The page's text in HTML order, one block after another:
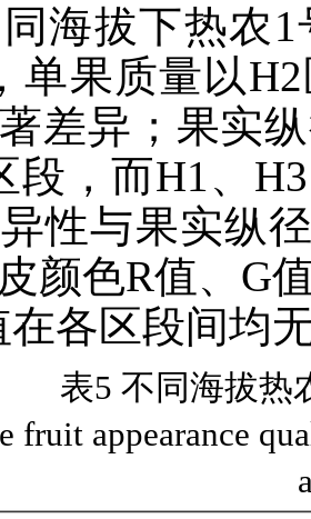
同海拔下热农
单果质量以
差异；果实
段，而H1、
性与果实纵
颜色R值、G
在各区段间均
表5 不同海拔热
fruit appearance